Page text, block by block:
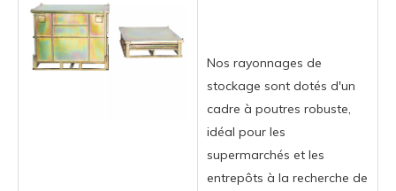
Nos rayonnages de
stockage sont dotés d'un
cadre à poutres robuste,
idéal pour les
supermarchés et les
entrepôts à la recherche de